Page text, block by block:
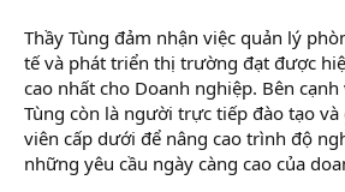
Thầy Tùng đảm nhận việc quản lý
tế và phát triển thị trường đạt được
cao nhất cho Doanh nghiệp. Bên cạnh
Tùng còn là người trực tiếp đào tạo
viên cấp dưới để nâng cao trình độ
những yêu cầu ngày càng cao của